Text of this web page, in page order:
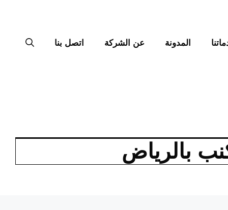
المدونة عن الشركة اتصل بنا
بالرياض